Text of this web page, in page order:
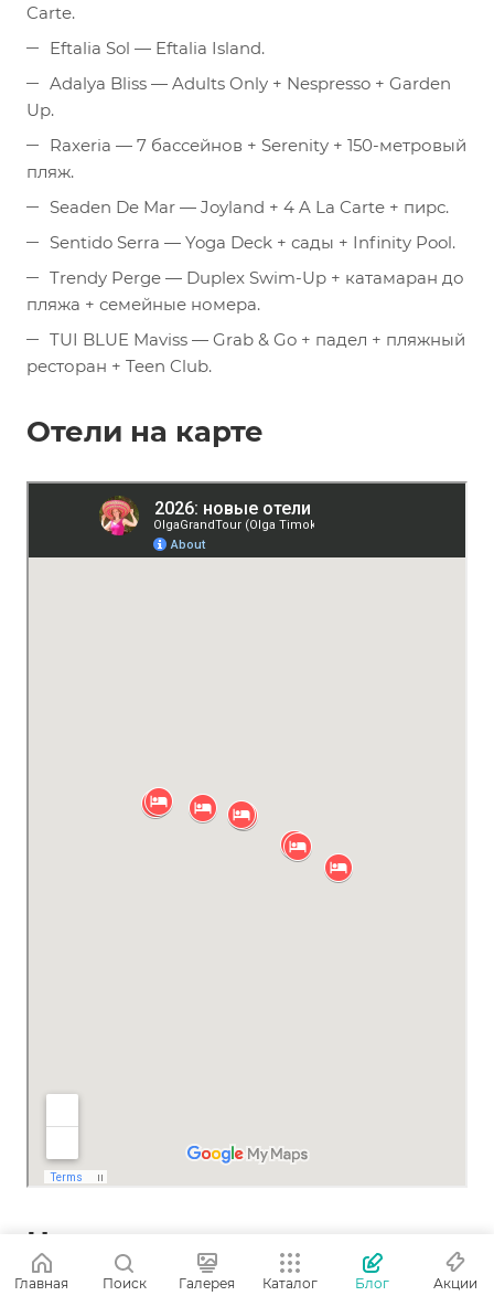
Carte.
Eftalia Sol — Eftalia Island.
Adalya Bliss — Adults Only + Nespresso + Garden
Up.
Raxeria — 7 бассейнов + Serenity + 150-метровый
пляж.
Seaden De Mar — Joyland + 4 A La Carte + пирс.
Sentido Serra — Yoga Deck + сады + Infinity Pool.
Trendy Perge — Duplex Swim-Up + катамаран до
пляжа + семейные номера.
TUI BLUE Maviss — Grab & Go + падел + пляжный
ресторан + Teen Club.
Отели на карте
Цены на туры и отели
Главная Поиск Галерея Каталог Блог Акции